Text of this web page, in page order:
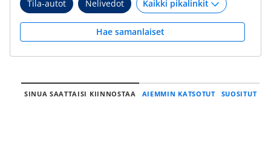
Tila-autot Nelivedot
Hae samanlaiset
SINUA SAATTAISI KIINNOSTAA AIEMMIN KATSOTUT SUOSITUT